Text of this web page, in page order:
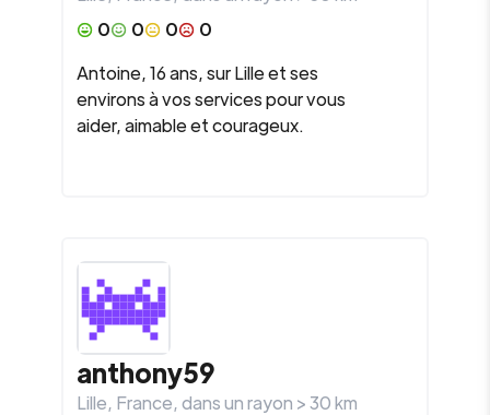
0
0 0
0
Antoine, 16 ans, sur Lille et ses
environs à vos services pour vous
aider, aimable et courageux.
anthony59
Lille, France, dans un rayon >30km